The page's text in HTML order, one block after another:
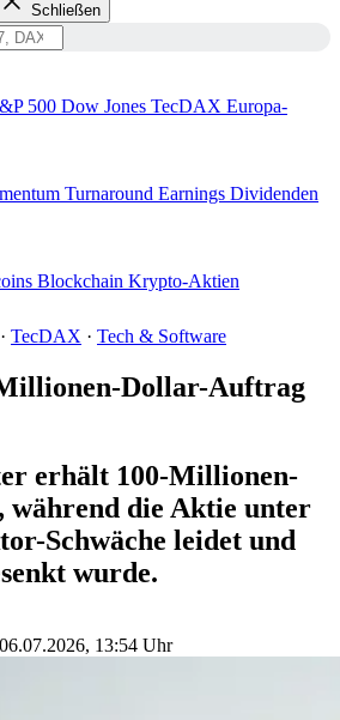
Schließen
500 Dow Jones TecDAX Europa-
Turnaround Earnings Dividenden
Blockchain Krypto-Aktien
· TecDAX · Tech & Software
Dollar-Auftrag
erhält 100-Millionen-
die Aktie unter
Schwäche leidet und
wurde.
06.07.2026, 13:54 Uhr